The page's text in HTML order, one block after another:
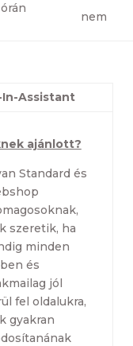
nem
In-Assistant
ajánlott?
Standard és
szeretik, ha
minden
és
jól
fel oldalukra,
gyakran